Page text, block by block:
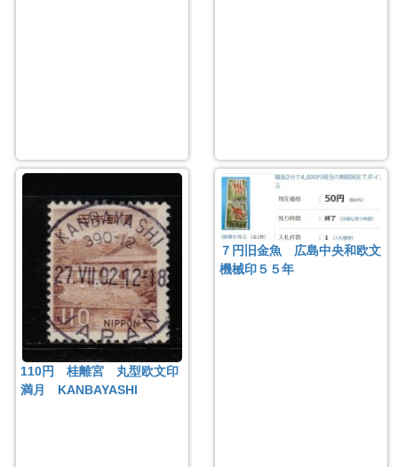
110円 桂離宮 丸型欧文印
満月 KANBAYASHI
７円旧金魚 広島中央和欧文
機械印５５年